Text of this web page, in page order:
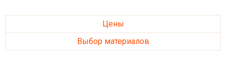
Цены
Выбор материалов